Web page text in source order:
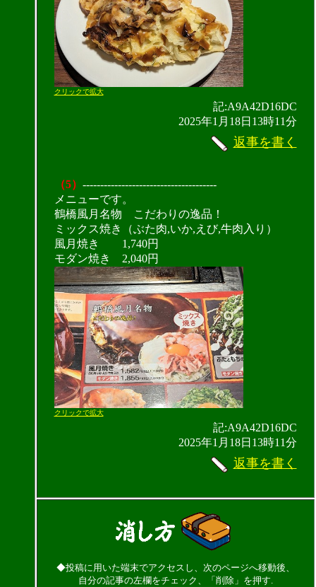
クリックで拡大
記:A9A42D16DC
2025年1月18日13時11分
返事を書く
（5） --------------------------------------
メニューです。
鶴橋風月名物 こだわりの逸品！
ミックス焼き（ぶた肉,いか,えび,牛肉入り）
風月焼き 1,740円
モダン焼き 2,040円
クリックで拡大
記:A9A42D16DC
2025年1月18日13時11分
返事を書く
◆投稿に用いた端末でアクセスし、次のページへ移動後、
自分の記事の左欄をチェック、「削除」を押す.